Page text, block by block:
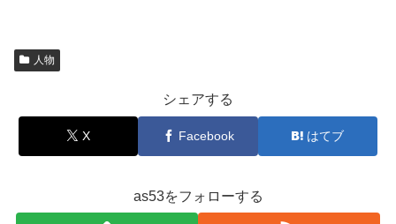
人物
シェアする
X Facebook はてブ
as53をフォローする